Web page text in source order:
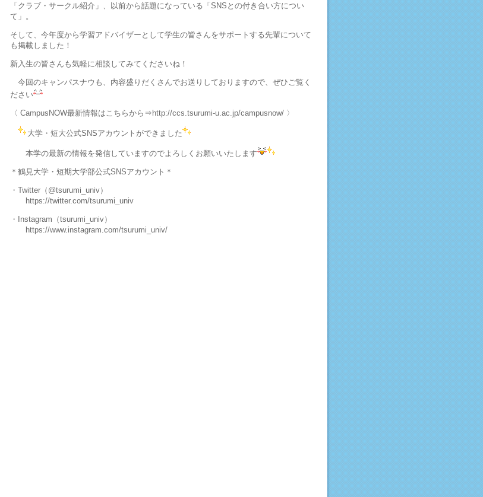
「クラブ・サークル紹介」、以前から話題になっている「SNSとの付き合い方につい
て」。
そして、今年度から学習アドバイザーとして学生の皆さんをサポートする先輩について
も掲載しました！
新入生の皆さんも気軽に相談してみてくださいね！
今回のキャンパスナウも、内容盛りだくさんでお送りしておりますので、ぜひご覧く
ださい
〈 CampusNOW最新情報はこちらから⇒http://ccs.tsurumi-u.ac.jp/campusnow/ 〉
大学・短大公式SNSアカウントができました
本学の最新の情報を発信していますのでよろしくお願いいたします
＊鶴見大学・短期大学部公式SNSアカウント＊
・Twitter（@tsurumi_univ）
https://twitter.com/tsurumi_univ
・Instagram（tsurumi_univ）
https://www.instagram.com/tsurumi_univ/